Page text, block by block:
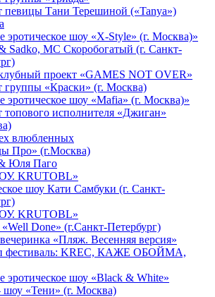
певицы Тани Терешиной («Tanya»)
эротическое шоу «X-Style» (г. Москва)»
Sadko, MC Скоробогатый (г. Санкт-
проект «GAMES NOT OVER»
группы «Краски» (г. Москва)
эротическое шоу «Mafia» (г. Москва)»
топового исполнителя «Джиган»
влюбленных
Про» (г.Москва)
Юля Паго
KRUTOBL»
шоу Кати Самбуки (г. Санкт-
KRUTOBL»
Done» (г.Санкт-Петербург)
«Пляж. Весенняя версия»
фестиваль: KREC, КАЖЕ ОБОЙМА,
эротическое шоу «Black & White»
«Тени» (г. Москва)